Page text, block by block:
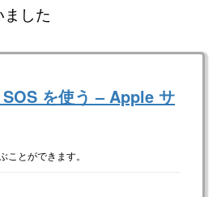
した
を使う – Apple サ
ことができます。